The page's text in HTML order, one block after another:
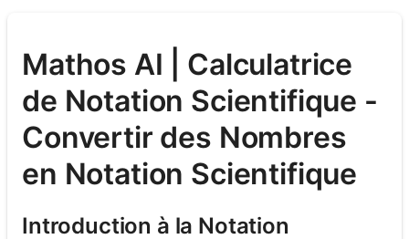
Mathos AI | Calculatrice
de Notation Scientifique -
Convertir des Nombres
en Notation Scientifique
Introduction à la Notation